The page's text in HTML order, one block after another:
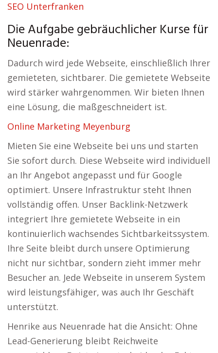
SEO Unterfranken
Die Aufgabe gebräuchlicher Kurse für
Neuenrade:
Dadurch wird jede Webseite, einschließlich Ihrer
gemieteten, sichtbarer. Die gemietete Webseite
wird stärker wahrgenommen. Wir bieten Ihnen
eine Lösung, die maßgeschneidert ist.
Online Marketing Meyenburg
Mieten Sie eine Webseite bei uns und starten
Sie sofort durch. Diese Webseite wird individuell
an Ihr Angebot angepasst und für Google
optimiert. Unsere Infrastruktur steht Ihnen
vollständig offen. Unser Backlink-Netzwerk
integriert Ihre gemietete Webseite in ein
kontinuierlich wachsendes Sichtbarkeitssystem.
Ihre Seite bleibt durch unsere Optimierung
nicht nur sichtbar, sondern zieht immer mehr
Besucher an. Jede Webseite in unserem System
wird leistungsfähiger, was auch Ihr Geschäft
unterstützt.
Henrike aus Neuenrade hat die Ansicht: Ohne
Lead-Generierung bleibt Reichweite